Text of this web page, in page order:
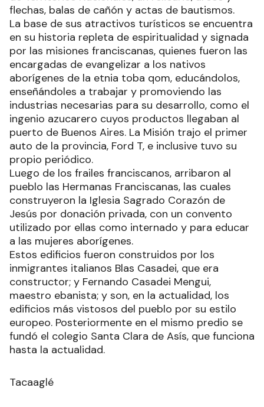
flechas, balas de cañón y actas de bautismos.
La base de sus atractivos turísticos se encuentra
en su historia repleta de espiritualidad y signada
por las misiones franciscanas, quienes fueron las
encargadas de evangelizar a los nativos
aborígenes de la etnia toba qom, educándolos,
enseñándoles a trabajar y promoviendo las
industrias necesarias para su desarrollo, como el
ingenio azucarero cuyos productos llegaban al
puerto de Buenos Aires. La Misión trajo el primer
auto de la provincia, Ford T, e inclusive tuvo su
propio periódico.
Luego de los frailes franciscanos, arribaron al
pueblo las Hermanas Franciscanas, las cuales
construyeron la Iglesia Sagrado Corazón de
Jesús por donación privada, con un convento
utilizado por ellas como internado y para educar
a las mujeres aborígenes.
Estos edificios fueron construidos por los
inmigrantes italianos Blas Casadei, que era
constructor; y Fernando Casadei Mengui,
maestro ebanista; y son, en la actualidad, los
edificios más vistosos del pueblo por su estilo
europeo. Posteriormente en el mismo predio se
fundó el colegio Santa Clara de Asís, que funciona
hasta la actualidad.
Tacaaglé